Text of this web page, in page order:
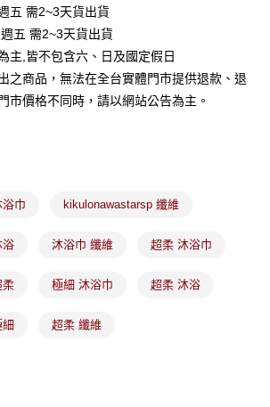
兆豐國際商業銀行
台中商業銀行
華泰商業銀行
遠東國際商業銀行
永豐商業銀行
星展（台灣）商業銀行
供，台灣大哥大用戶可立即使用無須另外申請。
選擇欲分期的期數、繳款截止日，確認付款後即完
未前往確認交易或遇審核未通過，訂單將自動取
五 需2~3天貨出貨
五 需2~3天貨出貨
主,皆不包含六、日及國定假日
之商品，無法在全台實體門市提供退款、退
市價格不同時，請以網站公告為主。
巾 kikulonawastarsp 纖維
浴 沐浴巾 纖維 超柔 沐浴巾
柔 極細 沐浴巾 超柔 沐浴
超柔 纖維